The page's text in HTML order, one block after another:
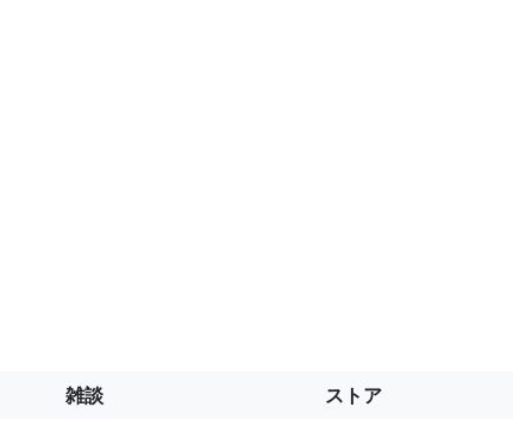
雑談 ストア